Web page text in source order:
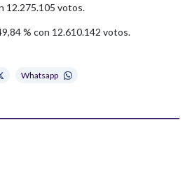
12.275.105 votos.
% con 12.610.142 votos.
Whatsapp